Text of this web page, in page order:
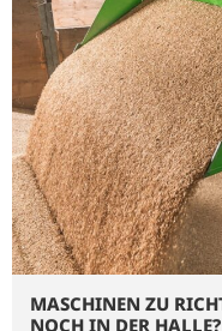
MASCHINEN ZU
NOCH IN DER